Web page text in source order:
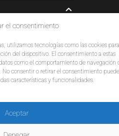
el consentimiento
utilizamos tecnologías como las cookies para
del dispositivo. El consentimiento a estas
como el comportamiento de navegación
No consentir o retirar el consentimiento puede
características y funcionalidades.
Aceptar